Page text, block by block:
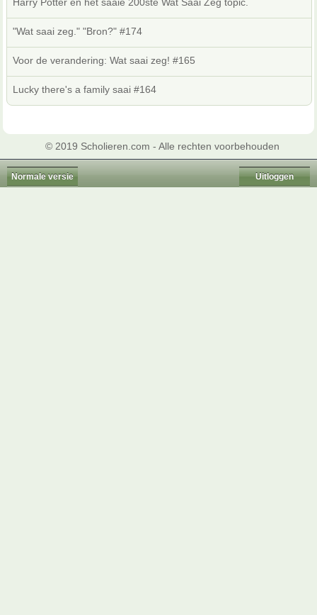
"Wat saai zeg." "Bron?" #174
Voor de verandering: Wat saai zeg! #165
Lucky there's a family saai #164
© 2019 Scholieren.com - Alle rechten voorbehouden
Normale versie Uitloggen